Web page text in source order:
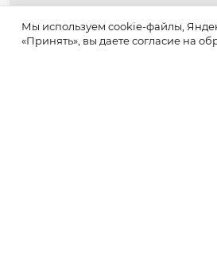
Мы используем cookie-файлы,
«Принять», вы даете согласие на